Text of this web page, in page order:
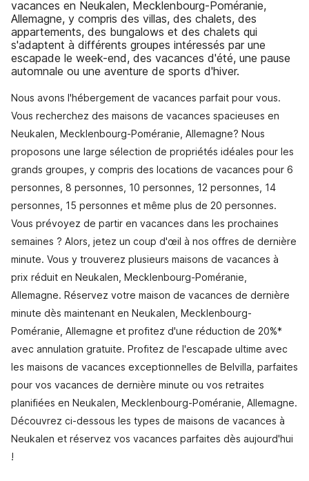
vacances en Neukalen, Mecklenbourg-Poméranie,
Allemagne, y compris des villas, des chalets, des
appartements, des bungalows et des chalets qui
s'adaptent à différents groupes intéressés par une
escapade le week-end, des vacances d'été, une pause
automnale ou une aventure de sports d'hiver.
Nous avons l'hébergement de vacances parfait pour vous.
Vous recherchez des maisons de vacances spacieuses en
Neukalen, Mecklenbourg-Poméranie, Allemagne? Nous
proposons une large sélection de propriétés idéales pour les
grands groupes, y compris des locations de vacances pour 6
personnes, 8 personnes, 10 personnes, 12 personnes, 14
personnes, 15 personnes et même plus de 20 personnes.
Vous prévoyez de partir en vacances dans les prochaines
semaines ? Alors, jetez un coup d'œil à nos offres de dernière
minute. Vous y trouverez plusieurs maisons de vacances à
prix réduit en Neukalen, Mecklenbourg-Poméranie,
Allemagne. Réservez votre maison de vacances de dernière
minute dès maintenant en Neukalen, Mecklenbourg-
Poméranie, Allemagne et profitez d'une réduction de 20%*
avec annulation gratuite. Profitez de l'escapade ultime avec
les maisons de vacances exceptionnelles de Belvilla, parfaites
pour vos vacances de dernière minute ou vos retraites
planifiées en Neukalen, Mecklenbourg-Poméranie, Allemagne.
Découvrez ci-dessous les types de maisons de vacances à
Neukalen et réservez vos vacances parfaites dès aujourd'hui
!